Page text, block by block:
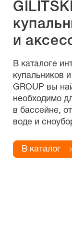
и
В каталоге
купальников
GROUP вы
необходимо
в бассейне,
воде и
В каталог